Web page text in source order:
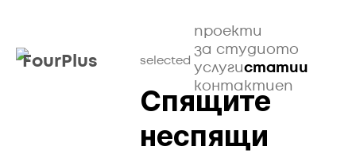
FourPlus
проекти
за студиото
услугистатии
контактиen
selected
Спящите
неспящи